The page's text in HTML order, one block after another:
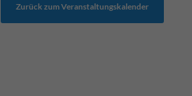
Zurück zum Veranstaltungskalender